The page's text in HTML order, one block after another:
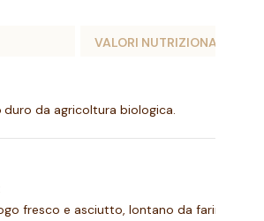
VALORI NUTRIZIONALI
duro da agricoltura biologica.
fresco e asciutto, lontano da farine, riso